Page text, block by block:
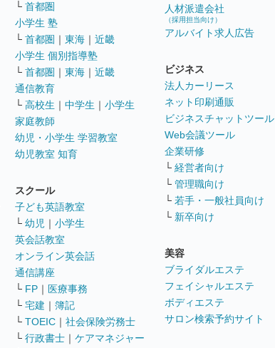
└ 首都圏
小学生 塾
└ 首都圏 ｜ 東海 ｜ 近畿
小学生 個別指導塾
└ 首都圏 ｜ 東海 ｜ 近畿
通信教育
└ 高校生 ｜ 中学生 ｜ 小学生
家庭教師
幼児・小学生 学習教室
幼児教室 知育
スクール
子ども英語教室
└ 幼児 ｜ 小学生
英会話教室
オンライン英会話
通信講座
└ FP ｜ 医療事務
└ 宅建 ｜ 簿記
└ TOEIC ｜ 社会保険労務士
└ 行政書士 ｜ ケアマネジャー
人材派遣会社
（採用担当向け）
アルバイト求人広告
ビジネス
法人カーリース
ネット印刷通販
ビジネスチャットツール
Web会議ツール
企業研修
└ 経営者向け
└ 管理職向け
└ 若手・一般社員向け
└ 新卒向け
美容
ブライダルエステ
フェイシャルエステ
ボディエステ
サロン検索予約サイト